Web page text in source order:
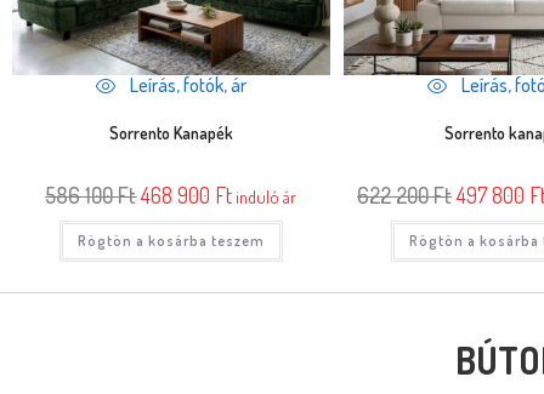
Leírás, fotók, ár
Sorrento Kanapék
586 100Ft468 900 Ftinduló ár
Rögtön a kosárba teszem
Leírás,
Sorrento
622 200Ft497 800
Rögtön a kosárba